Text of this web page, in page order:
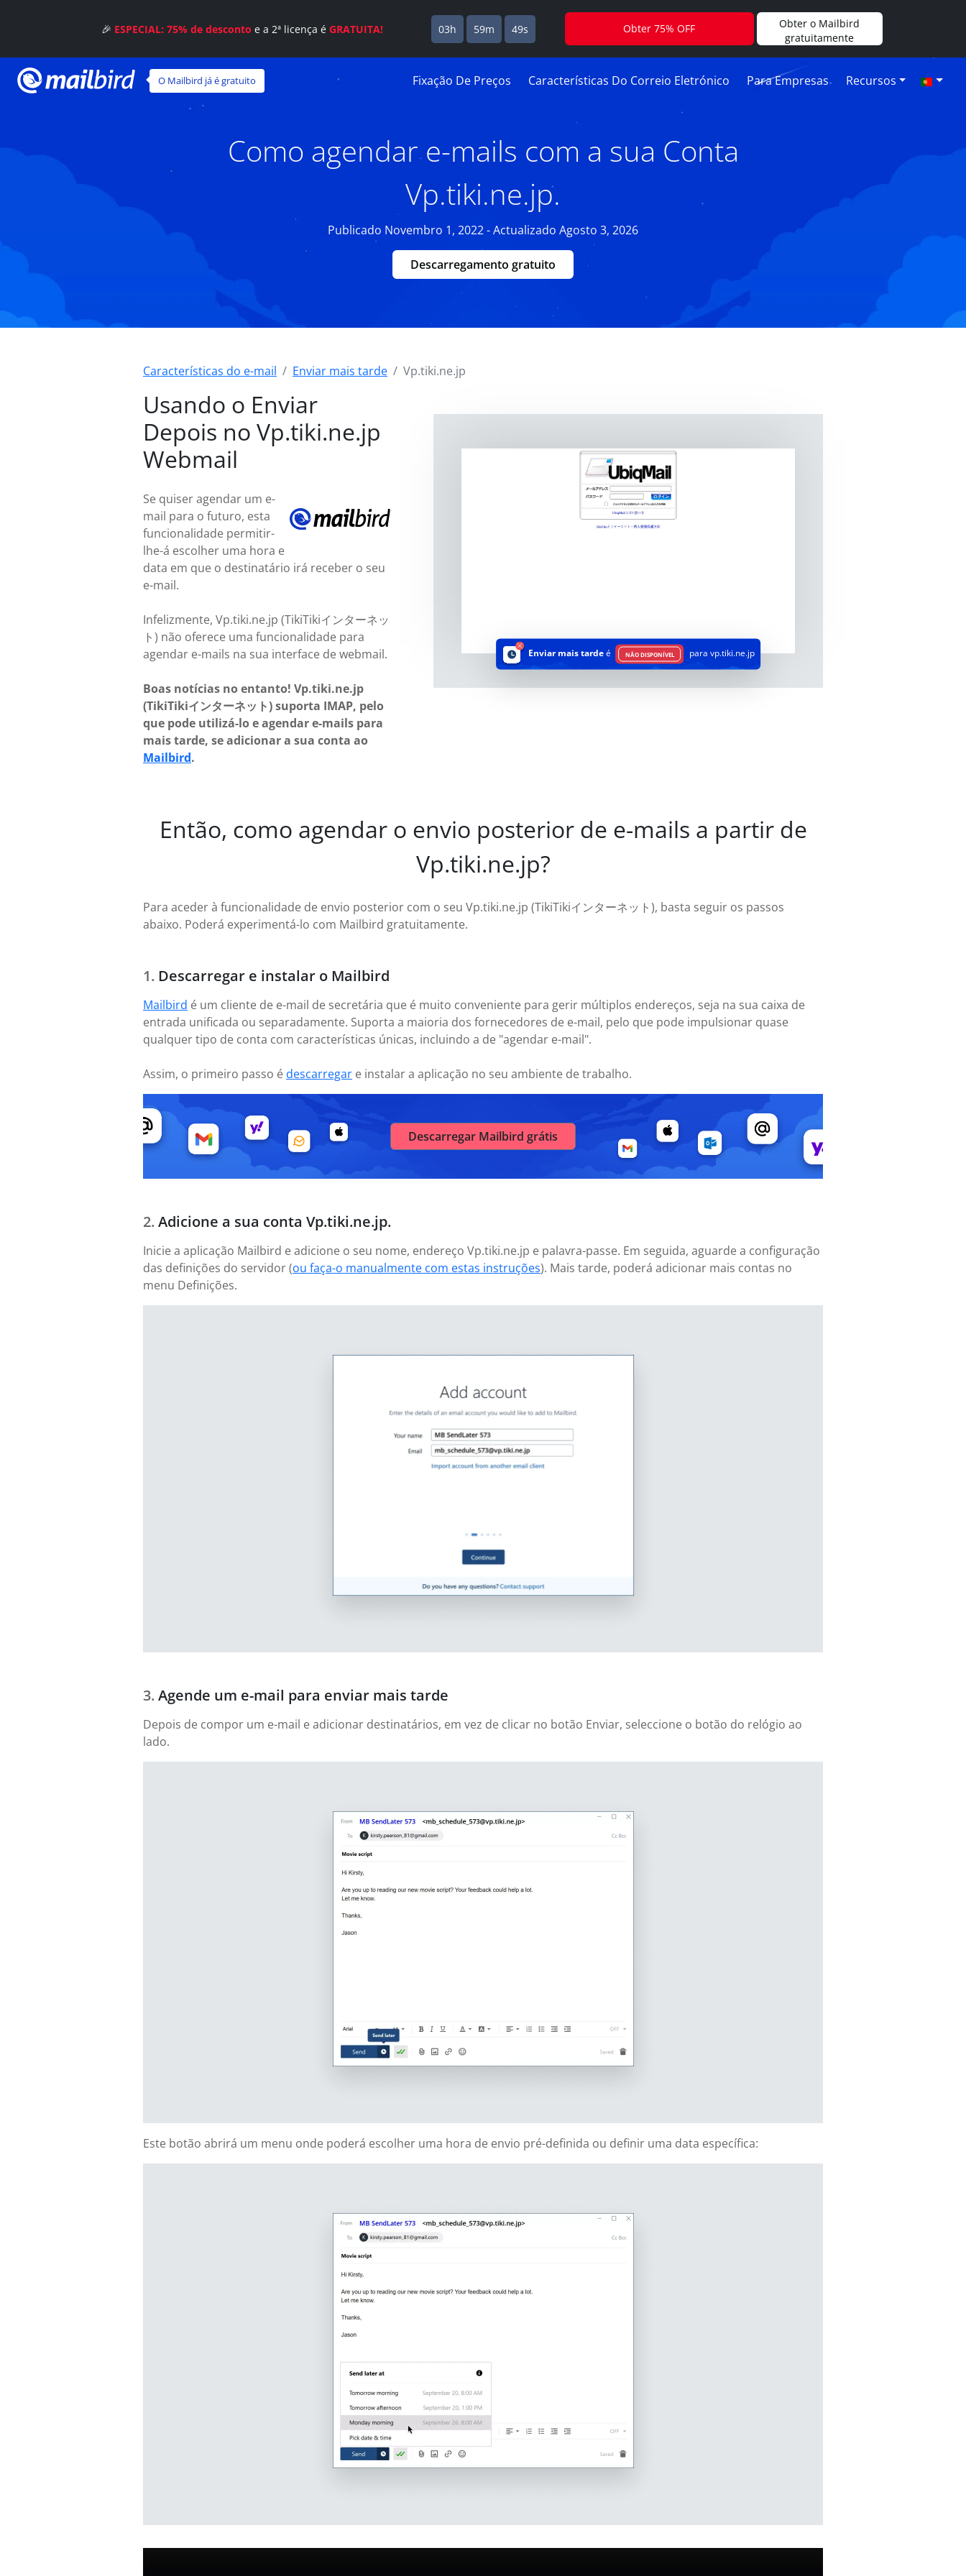
O Mailbird já é gratuito Fixação De Preços Características Do Correio Eletrónico Para Empresas Recursos
Como agendar e-mails com a sua Conta
Vp.tiki.ne.jp.
Publicado Novembro 1, 2022 - Actualizado Agosto 3, 2026
Descarregamento gratuito
Características do e-mail Enviar mais tarde Vp.tiki.ne.jp
Usando o Enviar
Depois no Vp.tiki.ne.jp
Webmail
Se quiser agendar um e-
mail para o futuro, esta
funcionalidade permitir-
lhe-á escolher uma hora e
data em que o destinatário irá receber o seu
e-mail.
Infelizmente, Vp.tiki.ne.jp (TikiTikiインターネッ
ト) não oferece uma funcionalidade para
agendar e-mails na sua interface de webmail.
Boas notícias no entanto! Vp.tiki.ne.jp
(TikiTikiインターネット) suporta IMAP, pelo
que pode utilizá-lo e agendar e-mails para
mais tarde, se adicionar a sua conta ao
Mailbird.
Enviar mais tardeé NÃO DISPONÍVEL para vp.tiki.ne.jp
Então, como agendar o envio posterior de e-mails a partir de
Vp.tiki.ne.jp?
Para aceder à funcionalidade de envio posterior com o seu Vp.tiki.ne.jp (TikiTikiインターネット), basta seguir os passos
abaixo. Poderá experimentá-lo com Mailbird gratuitamente.
Descarregar e instalar o Mailbird
Mailbird é um cliente de e-mail de secretária que é muito conveniente para gerir múltiplos endereços, seja na sua caixa de
entrada unificada ou separadamente. Suporta a maioria dos fornecedores de e-mail, pelo que pode impulsionar quase
qualquer tipo de conta com características únicas, incluindo a de "agendar e-mail".
Assim, o primeiro passo é descarregar e instalar a aplicação no seu ambiente de trabalho.
Descarregar Mailbird grátis
Adicione a sua conta Vp.tiki.ne.jp.
Inicie a aplicação Mailbird e adicione o seu nome, endereço Vp.tiki.ne.jp e palavra-passe. Em seguida, aguarde a configuração
das definições do servidor (ou faça-o manualmente com estas instruções). Mais tarde, poderá adicionar mais contas no
menu Definições.
Agende um e-mail para enviar mais tarde
Depois de compor um e-mail e adicionar destinatários, em vez de clicar no botão Enviar, seleccione o botão do relógio ao
lado.
Este botão abrirá um menu onde poderá escolher uma hora de envio pré-definida ou definir uma data específica:
🎉 ESPECIAL: 75% de desconto e a 2ª licença éGRATUITA! 03h 59m 48s Obter 75% OFF
Obter o Mailbird
gratuitamente